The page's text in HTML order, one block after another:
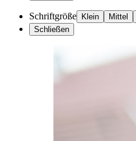
Schriftgröße Klein Mittel
Schließen